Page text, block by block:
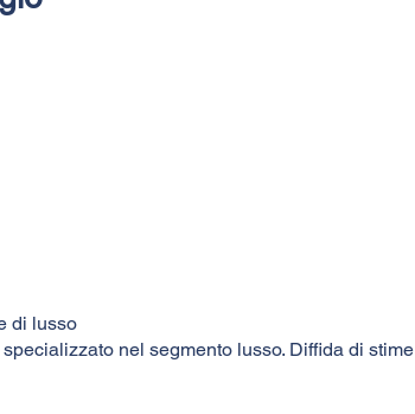
di lusso
nel segmento lusso. Diffida di stime